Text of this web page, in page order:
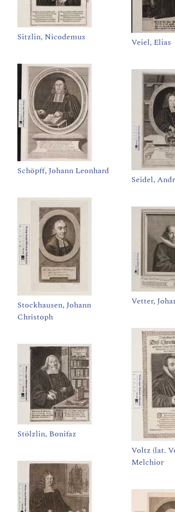
Sitzlin, Nicodemus
Schöpff, Johann Leonhard
Stockhausen, Johann
Christoph
Stölzlin, Bonifaz
Veiel, Elias
Seidel,
Vetter,
Voltz (lat.
Melchior